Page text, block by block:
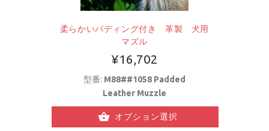
柔らかいパディング付き 革製 犬用
マズル
¥16,702
型番: M88##1058 Padded
Leather Muzzle
オプション選択